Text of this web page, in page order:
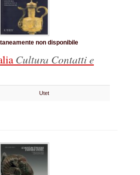
non disponibile
Cultura Contatti e
Utet